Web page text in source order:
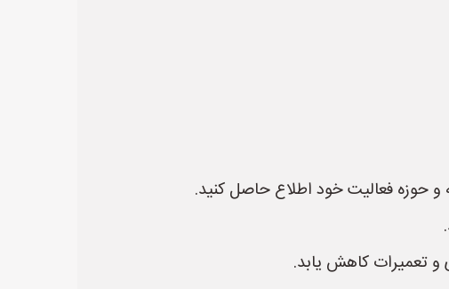
و حوزه فعالیت خود اطلاع حاصل کنید.
و تعمیرات کاهش یابد.